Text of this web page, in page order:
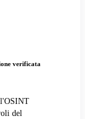
verificata
del